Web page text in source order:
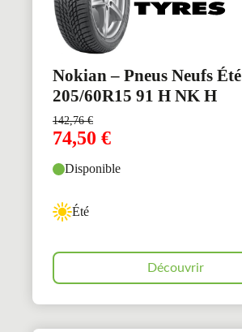
Nokian – Pneus Neufs Été
205/60R15 91 H NK H
142,76€
74,50 €
Disponible
Été
Découvrir